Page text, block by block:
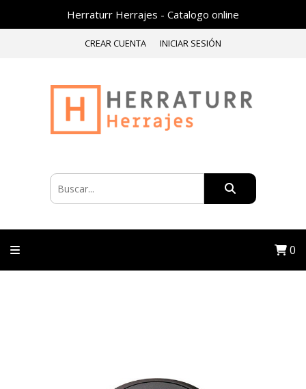
Herraturr Herrajes - Catalogo online
CREAR CUENTA INICIAR SESIÓN
0